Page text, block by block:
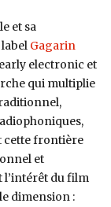
et sa
Gagarin
electronic et
qui multiplie
cette frontière
et
l’intérêt du film
dimension :